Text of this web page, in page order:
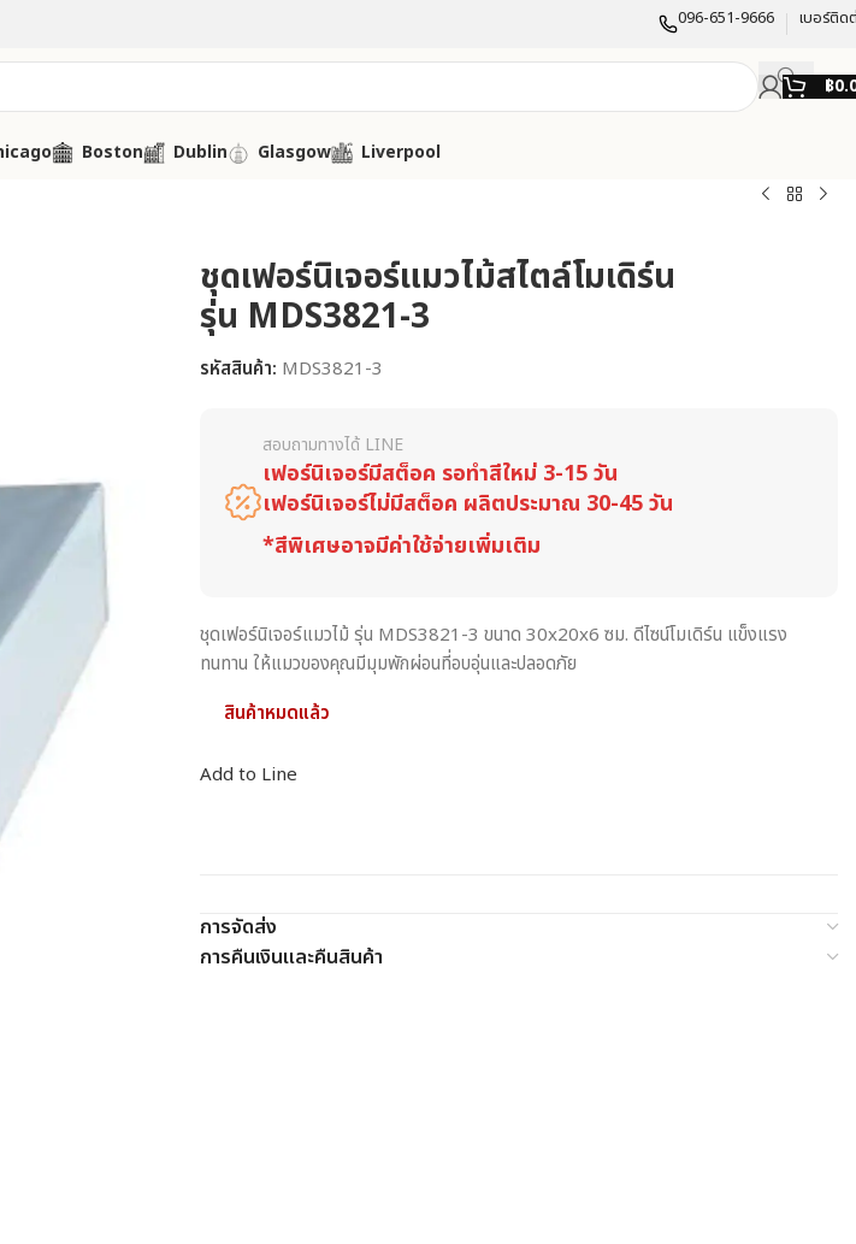
096-651-9666 เบอร์ติด
฿
Boston Dublin Glasgow Liverpool
ชุดเฟอร์นิเจอร์แมวไม้สไตล์โมเดิร์น
รุ่น MDS3821-3
รหัสสินค้า: MDS3821-3
สอบถามทางได้ LINE
เฟอร์นิเจอร์มีสต็อค รอทำสีใหม่ 3-15 วัน
เฟอร์นิเจอร์ไม่มีสต็อค ผลิตประมาณ 30-45 วัน
*สีพิเศษอาจมีค่าใช้จ่ายเพิ่มเติม
ชุดเฟอร์นิเจอร์แมวไม้ รุ่น MDS3821-3 ขนาด 30x20x6 ซม. ดีไซน์โมเดิร์น แข็งแรง
ทนทาน ให้แมวของคุณมีมุมพักผ่อนที่อบอุ่นและปลอดภัย
สินค้าหมดแล้ว
Add to Line
การจัดส่ง
การคืนเงินและคืนสินค้า